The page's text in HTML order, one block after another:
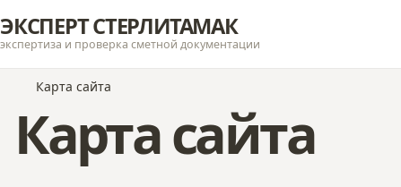
ЭКСПЕРТ СТЕРЛИТАМАК
экспертиза и проверка сметной документации
Карта сайта
Карта сайта